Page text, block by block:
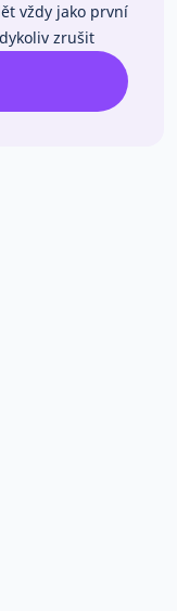
vždy jako první
zrušit